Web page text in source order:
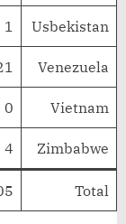
Usbekistan
1
Venezuela
Vietnam
0
Zimbabwe
4
Total